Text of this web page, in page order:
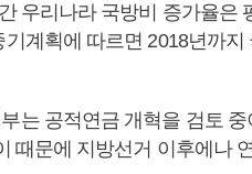
우리나라 국방비 증가율은
기계획에 따르면 2018년까
는 공적연금 개혁을 검토
때문에 지방선거 이후에나